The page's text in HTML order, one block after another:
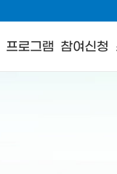
프로그램 참여신청